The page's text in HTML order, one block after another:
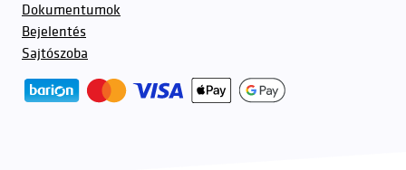
Dokumentumok
Bejelentés
Sajtószoba